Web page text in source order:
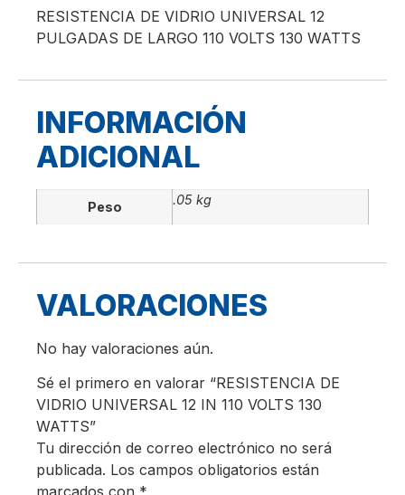
RESISTENCIA DE VIDRIO UNIVERSAL 12
PULGADAS DE LARGO 110 VOLTS 130 WATTS
INFORMACIÓN
ADICIONAL
Peso .05 kg
VALORACIONES
No hay valoraciones aún.
Sé el primero en valorar “RESISTENCIA DE
VIDRIO UNIVERSAL 12 IN 110 VOLTS 130
WATTS”
Tu dirección de correo electrónico no será
publicada. Los campos obligatorios están